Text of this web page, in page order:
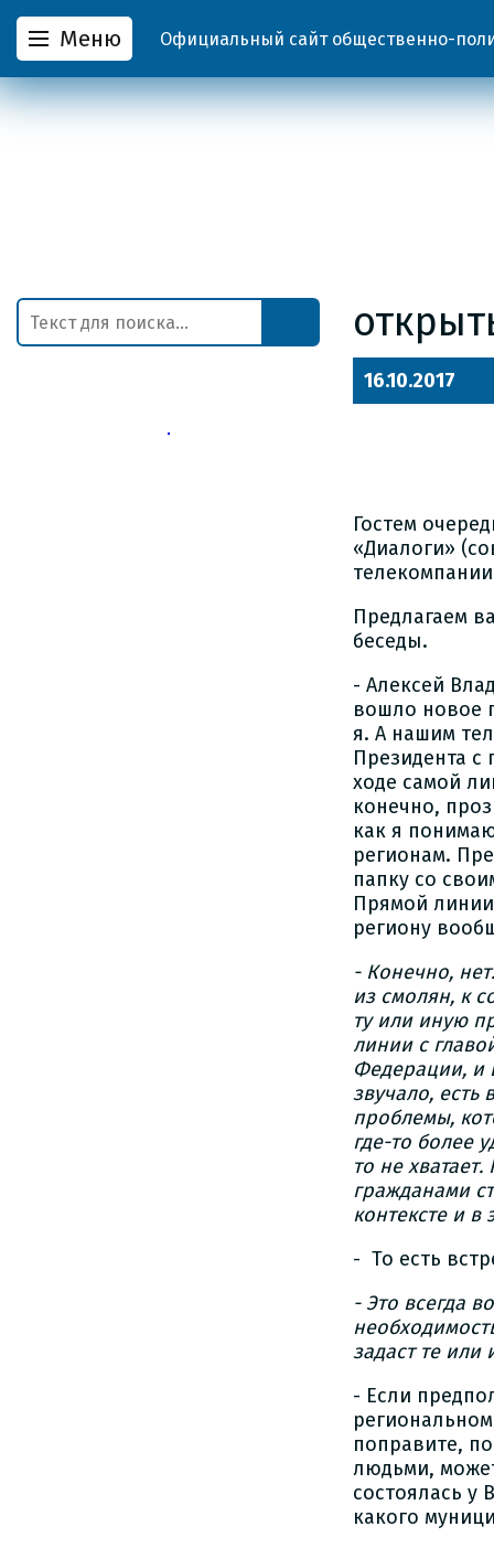
Меню Официальный сайт общественно-
16.10.2017
Гостем
«Диалоги»
Предлагаем
беседы.
- Алексей
вошло новое
я. А нашим
Президента с
ходе самой
конечно,
как я
регионам.
папку со
Прямой
региону
- Конечно,
из смолян, к
ту или иную
линии с
Федерации, и
звучало,
проблемы,
где-то более
то не
гражданами
контексте и в
- То есть
- Это всегда
задаст те или
- Если
поправите,
людьми,
состоялась у
какого